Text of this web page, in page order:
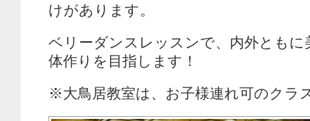
けがあります。
ベリーダンスレッスンで、内外ともに
体作りを目指します！
※大鳥居教室は、お子様連れ可のクラ